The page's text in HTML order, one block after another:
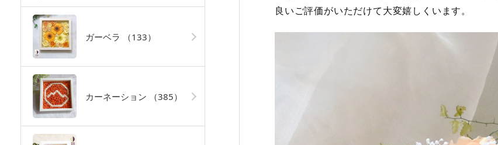
良いご評価がいただけて大変嬉しくいます。
ガーベラ （133）
カーネーション （385）